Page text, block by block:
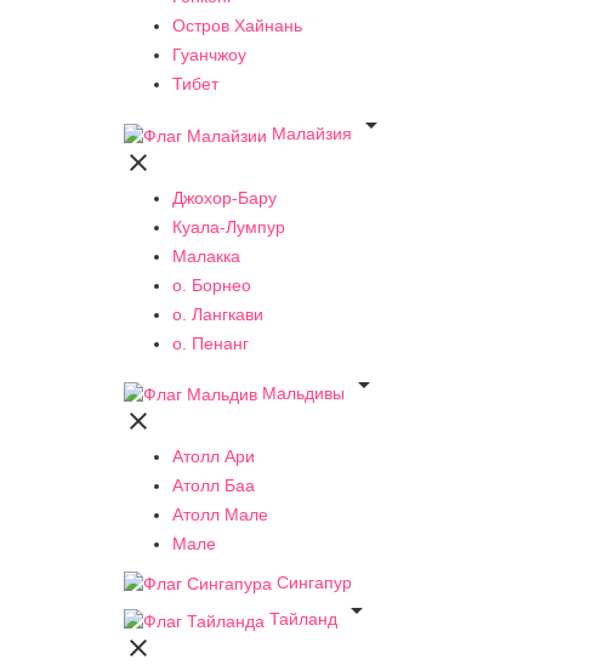
Остров Хайнань
Гуанчжоу
Тибет
Малайзия


Джохор-Бару
Куала-Лумпур
Малакка
о. Борнео
о. Лангкави
о. Пенанг
Мальдивы


Атолл Ари
Атолл Баа
Атолл Мале
Мале
Сингапур
Тайланд

